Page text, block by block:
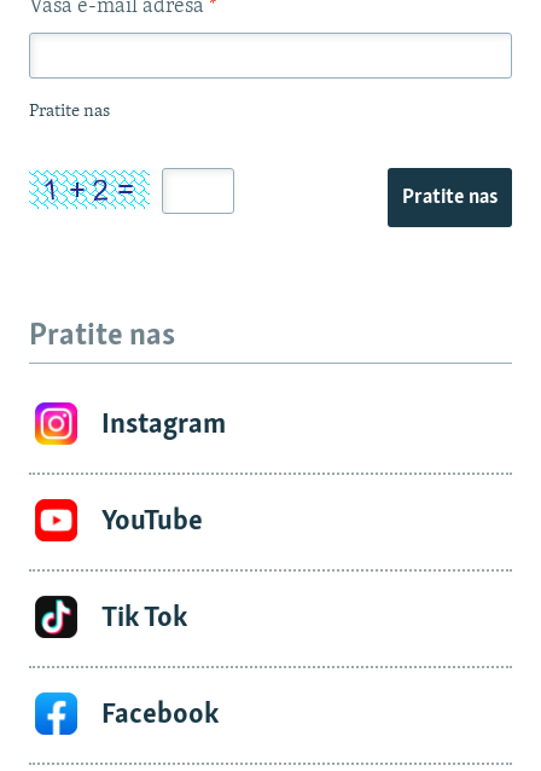
Vaša e-mail adresa *
Pratite nas
Pratite nas
Pratite nas
Instagram
YouTube
Tik Tok
Facebook